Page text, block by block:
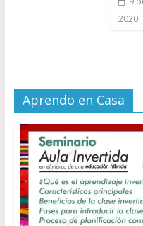
2020
Aprendo en Casa